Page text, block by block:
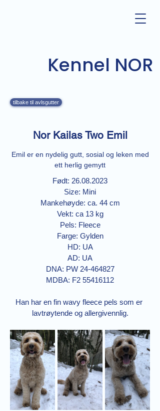
Kennel NOR
tilbake til avlsgutter
Nor Kailas Two Emil
Emil er en nydelig gutt, sosial og leken med
ett herlig gemytt
Født: 26.08.2023
Size: Mini
Mankehøyde: ca. 44 cm
Vekt: ca 13 kg
Pels: Fleece
Farge: Gylden
HD: UA
AD: UA
DNA: PW 24-464827
MDBA: F2 55416112
Han har en fin wavy fleece pels som er
lavtrøytende og allergivennlig.